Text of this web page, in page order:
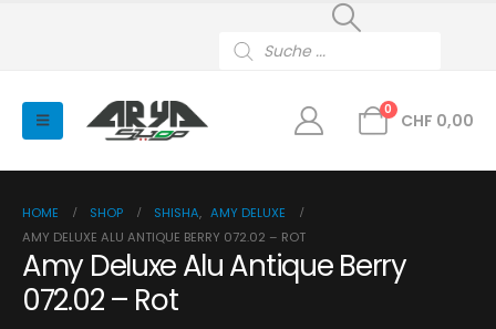
search
0
CHF 0,00
HOME SHOP SHISHA, AMY DELUXE
AMY DELUXE ALU ANTIQUE BERRY 072.02 – ROT
Amy Deluxe Alu Antique Berry
072.02 – Rot